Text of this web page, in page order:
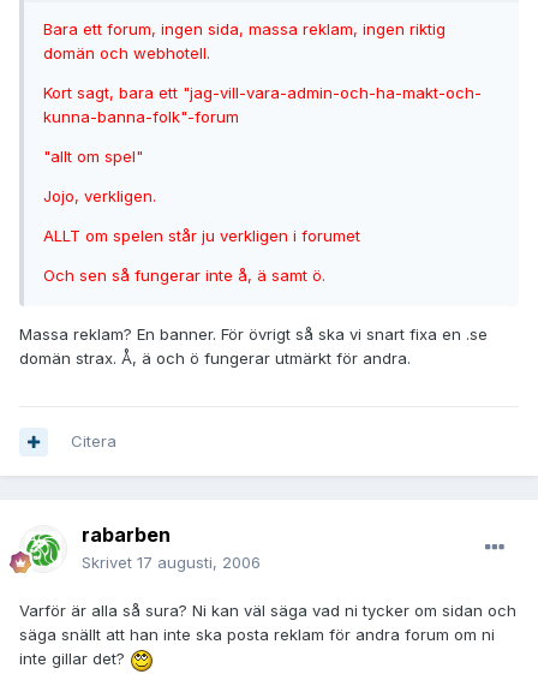
Bara ett forum, ingen sida, massa reklam, ingen riktig
domän och webhotell.
Kort sagt, bara ett "jag-vill-vara-admin-och-ha-makt-och-
kunna-banna-folk"-forum
"allt om spel"
Jojo, verkligen.
ALLT om spelen står ju verkligen i forumet
Och sen så fungerar inte å, ä samt ö.
Massa reklam? En banner. För övrigt så ska vi snart fixa en .se
domän strax. Å, ä och ö fungerar utmärkt för andra.
Citera
rabarben
Skrivet 17 augusti, 2006
Varför är alla så sura? Ni kan väl säga vad ni tycker om sidan och
säga snällt att han inte ska posta reklam för andra forum om ni
inte gillar det?